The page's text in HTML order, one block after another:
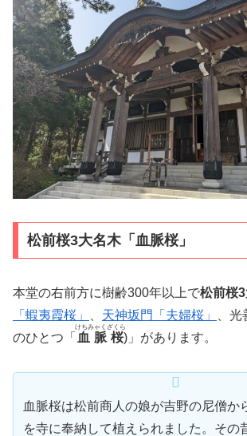
松前桜3大名木「血脈桜」
本堂の右前方に樹齢300年以上で松前桜
「蝦夷霞桜」
天神坂門「夫婦桜」
、
のひとつ「 血脈桜
けちみゃくざくら
)」があります。
血脈桜は松前商人の娘が吉野の尼僧か
を寺に奉納して植えられました。その